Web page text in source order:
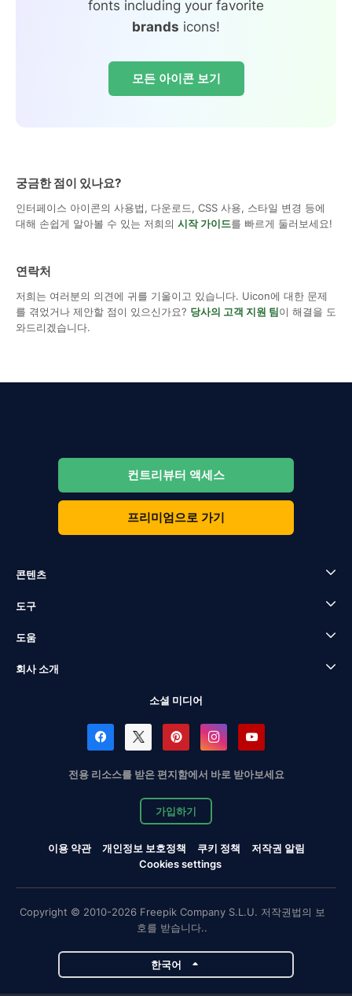
fonts including your favorite
brands icons!
모든 아이콘 보기
궁금한 점이 있나요?
인터페이스 아이콘의 사용법, 다운로드, CSS 사용, 스타일 변경 등에
대해 손쉽게 알아볼 수 있는 저희의 시작 가이드를 빠르게 둘러보세요!
연락처
저희는 여러분의 의견에 귀를 기울이고 있습니다. Uicon에 대한 문제
를 겪었거나 제안할 점이 있으신가요? 당사의 고객 지원 팀이 해결을 도
와드리겠습니다.
컨트리뷰터 액세스
프리미엄으로 가기
콘텐츠
도구
도움
회사 소개
소셜 미디어
전용 리소스를 받은 편지함에서 바로 받아보세요
가입하기
이용 약관 개인정보 보호정책 쿠키 정책
저작권 알림
Cookies settings
Copyright © 2010-2026 Freepik Company S.L.U. 저작권법의 보
호를 받습니다..
한국어